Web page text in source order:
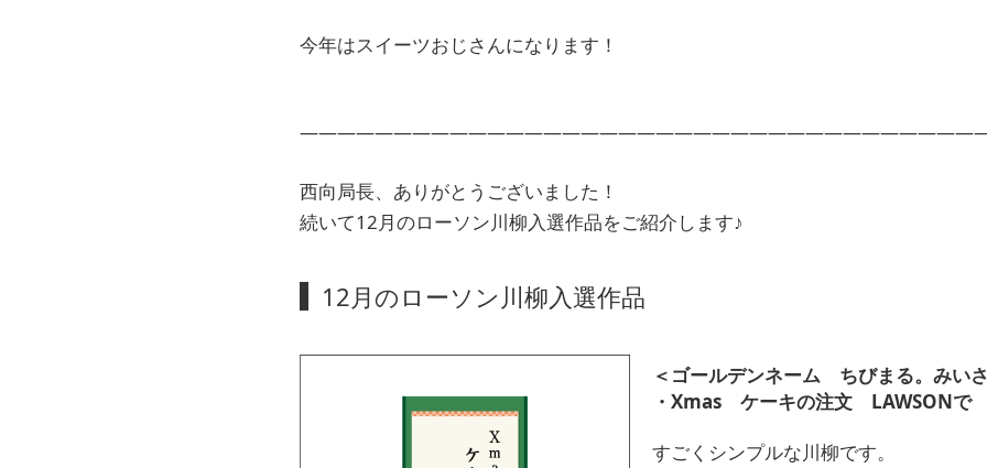
今年はスイーツおじさんになります！
西向局長、ありがとうございました！
続いて12月のローソン川柳入選作品をご紹介します♪
12月のローソン川柳入選作品
＜ゴールデンネーム ちびまる。みい
・Xmas ケーキの注文 LAWSONで
すごくシンプルな川柳です。